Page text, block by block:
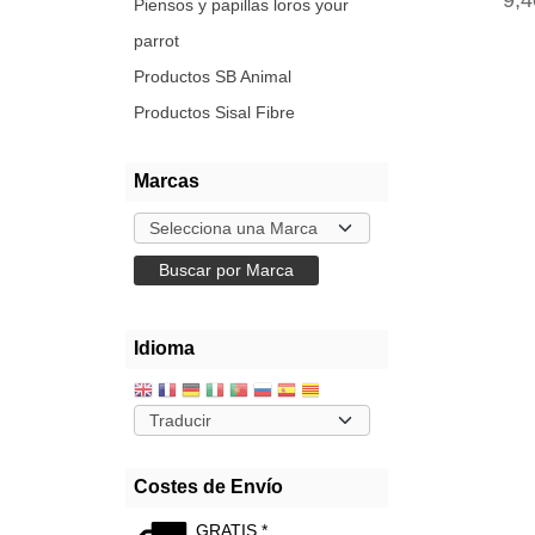
Piensos y papillas loros your
parrot
Productos SB Animal
Productos Sisal Fibre
Marcas
Idioma
Costes de Envío
GRATIS *